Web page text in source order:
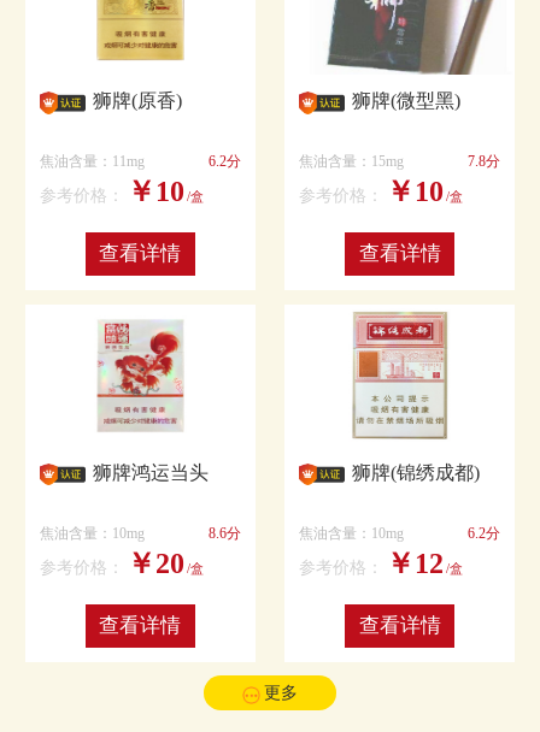
狮牌(原香)
焦油含量：11mg 6.2分
参考价格： ￥10 /盒
查看详情
狮牌(微型黑)
焦油含量：15mg 7.8分
参考价格： ￥10 /盒
查看详情
狮牌鸿运当头
焦油含量：10mg 8.6分
参考价格： ￥20 /盒
查看详情
狮牌(锦绣成都)
焦油含量：10mg 6.2分
参考价格： ￥12 /盒
查看详情
更多